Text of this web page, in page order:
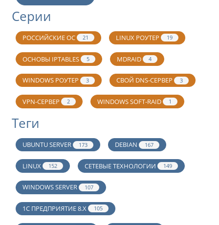
Серии
РОССИЙСКИЕ ОС 21 LINUX РОУТЕР 19
ОСНОВЫ IPTABLES 5 MDRAID 4
WINDOWS РОУТЕР 3 СВОЙ DNS-СЕРВЕР 3
VPN-СЕРВЕР 2 WINDOWS SOFT-RAID 1
Теги
UBUNTU SERVER 173 DEBIAN 167
LINUX 152 СЕТЕВЫЕ ТЕХНОЛОГИИ 149
WINDOWS SERVER 107
1С ПРЕДПРИЯТИЕ 8.Х 105